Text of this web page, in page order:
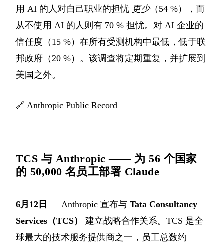
用 AI 的人对自己职业的担忧 更少（54 %），而
从不使用 AI 的人则有 70 % 担忧。对 AI 企业的
信任度（15 %）在所有受测机构中最低，低于联
邦政府（20 %）。该调查将定期重复，并扩展到
美国之外。
🔗 Anthropic Public Record
TCS 与 Anthropic —— 为 56 个国家
的 50,000 名员工部署 Claude
6月12日 — Anthropic 宣布与 Tata Consultancy
Services（TCS）
建立战略合作关系。TCS 是全
球最大的技术服务提供商之一，员工总数约